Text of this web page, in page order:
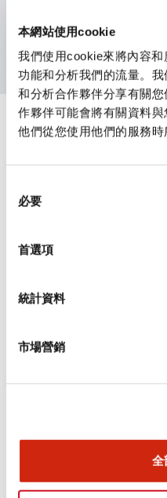
本網站使用cookie
我們使用cookie來將內容
功能和分析我們的流量。
和分析合作夥伴分享有關
作夥伴可能會將有關資料
他們從您使用他們的服務時
必要
首選項
統計資料
市場營銷
全
防護結構
規格
審美規範
環境規範
功能規格
機械規格
型錄和宣傳手冊 CAD檔 認